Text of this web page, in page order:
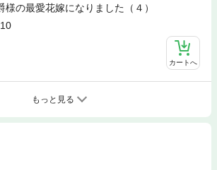
様の最愛花嫁になりました（４）
カートへ
もっと見る